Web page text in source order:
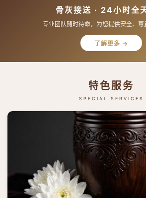
骨灰接送 · 24小时全
专业团队随时待命，为您提供安全、尊
了解更多 →
特色服务
SPECIAL SERVICES